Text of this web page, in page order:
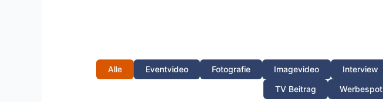
Alle Eventvideo Fotografie Imagevideo Interview
TV Beitrag
Werbespot